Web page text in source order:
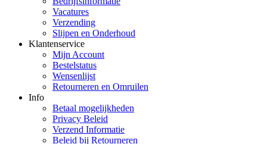
Vacatures
Verzending
Slijpen en Onderhoud
Klantenservice
Mijn Account
Bestelstatus
Wensenlijst
Retourneren en Omruilen
Info
Betaal mogelijkheden
Privacy Beleid
Verzend Informatie
Beleid bij Retourneren